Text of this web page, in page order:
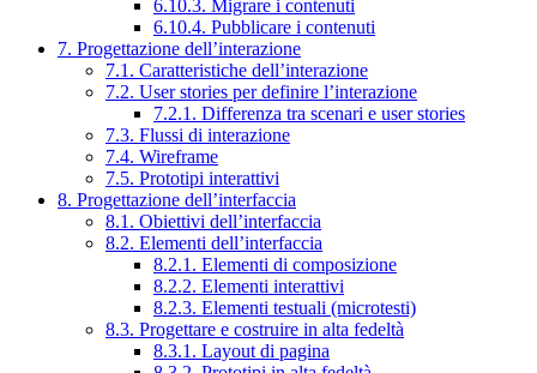
6.10.3. Migrare i contenuti
6.10.4. Pubblicare i contenuti
7. Progettazione dell’interazione
7.1. Caratteristiche dell’interazione
7.2. User stories per definire l’interazione
7.2.1. Differenza tra scenari e user stories
7.3. Flussi di interazione
7.4. Wireframe
7.5. Prototipi interattivi
8. Progettazione dell’interfaccia
8.1. Obiettivi dell’interfaccia
8.2. Elementi dell’interfaccia
8.2.1. Elementi di composizione
8.2.2. Elementi interattivi
8.2.3. Elementi testuali (microtesti)
8.3. Progettare e costruire in alta fedeltà
8.3.1. Layout di pagina